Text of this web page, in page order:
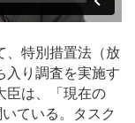
特別措置法（放
入り調査を実施す
臣は、「現在の
ている。タスク